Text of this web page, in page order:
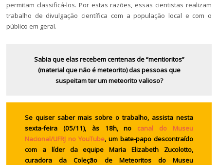
permitam classificá-los. Por estas razões, essas cientistas realizam
trabalho de divulgação científica com a população local e com o
público em geral.
Sabia que elas recebem centenas de “mentioritos”
(material que não é meteorito) das pessoas que
suspeitam ter um meteorito valioso?
Se quiser saber mais sobre o trabalho, assista nesta
sexta-feira (05/11), às 18h, no canal do Museu
Nacional/UFRJ no YouTube, um bate-papo descontraído
com a líder da equipe Maria Elizabeth Zucolotto,
curadora da Coleção de Meteoritos do Museu